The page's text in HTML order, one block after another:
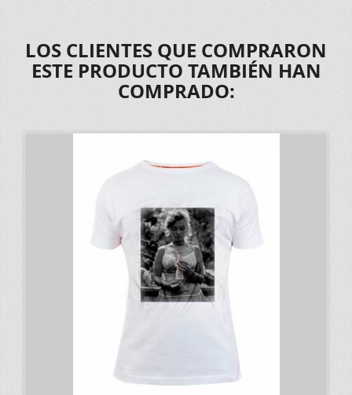
LOS CLIENTES QUE COMPRARON
ESTE PRODUCTO TAMBIÉN HAN
COMPRADO: